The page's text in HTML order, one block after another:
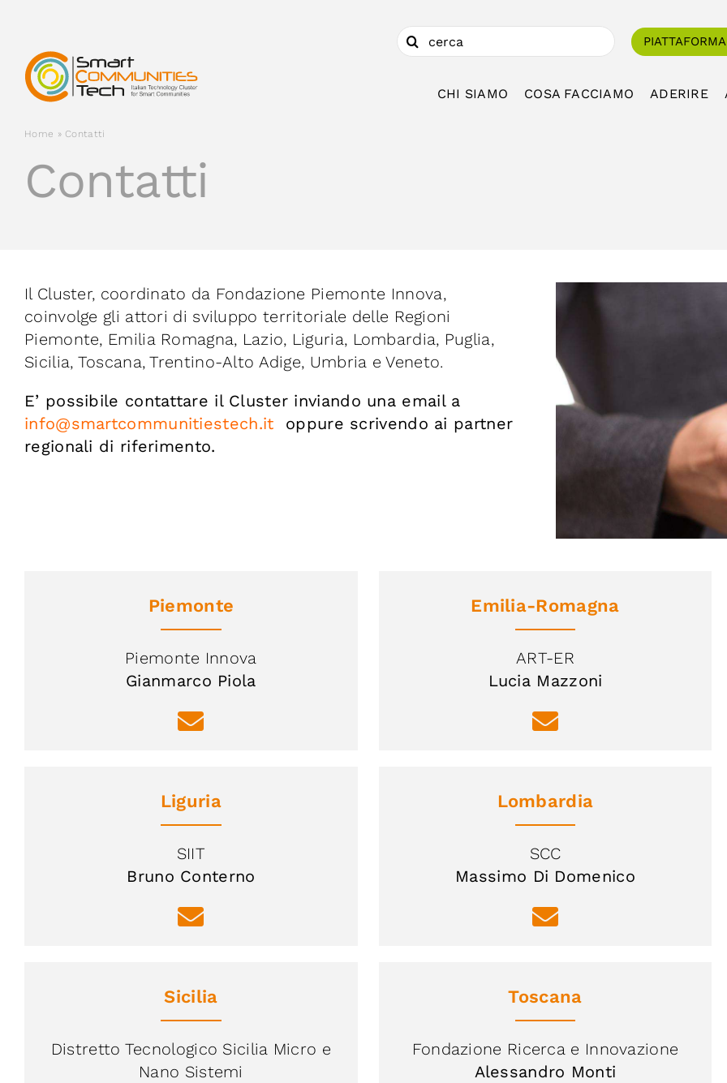
contenuto
Cerca
per:
CHI SIAMO COSA FACCIAMO ADERIRE
Home » Contatti
Contatti
Il Cluster, coordinato da Fondazione Piemonte Innova,
coinvolge gli attori di sviluppo territoriale delle Regioni
Piemonte, Emilia Romagna, Lazio, Liguria, Lombardia, Puglia,
Sicilia, Toscana, Trentino-Alto Adige, Umbria e Veneto.
E’ possibile contattare il Cluster inviando una email a
info@smartcommunitiestech.it
oppure scrivendo ai partner
regionali di riferimento.
Piemonte
Piemonte Innova
Gianmarco Piola
Emilia-Romagna
ART-ER
Lucia Mazzoni
Liguria
SIIT
Bruno Conterno
Lombardia
SCC
Massimo Di Domenico
Sicilia
Distretto Tecnologico Sicilia Micro e
Nano Sistemi
Toscana
Fondazione Ricerca e Innovazione
Alessandro Monti